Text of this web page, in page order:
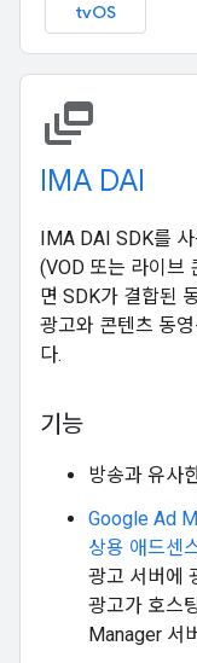
tvOS
dynamic_feed
IMA DAI
IMA DAI SDK를
(VOD 또는 라이브
면 SDK가 결합된
광고와 콘텐츠 동
다.
기능
방송과 유사
Google Ad
상용 애드센
광고 서버에
광고가 호스
Manager 서